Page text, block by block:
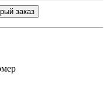
заказ